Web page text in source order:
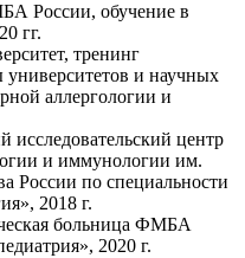
России, обучение в
гг.
тренинг
и научных
аллергологии и
центр
и иммунологии им.
России по специальности
2018 г.
больница ФМБА
2020 г.